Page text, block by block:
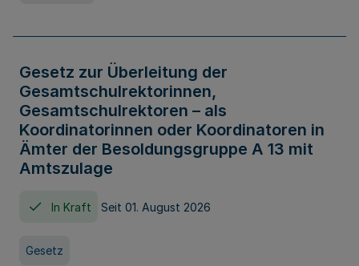
Gesetz zur Überleitung der
Gesamtschulrektorinnen,
Gesamtschulrektoren – als
Koordinatorinnen oder Koordinatoren in
Ämter der Besoldungsgruppe A 13 mit
Amtszulage
In Kraft Seit 01. August 2026
Gesetz